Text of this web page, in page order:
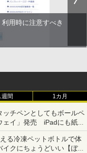
用時に注意すべき
週間 1カ月
チペンとしてもボールペ
ェイ」発売 iPadにも紙に
る冷凍ペットボトルで体
クにちょうどいい【ぼっ